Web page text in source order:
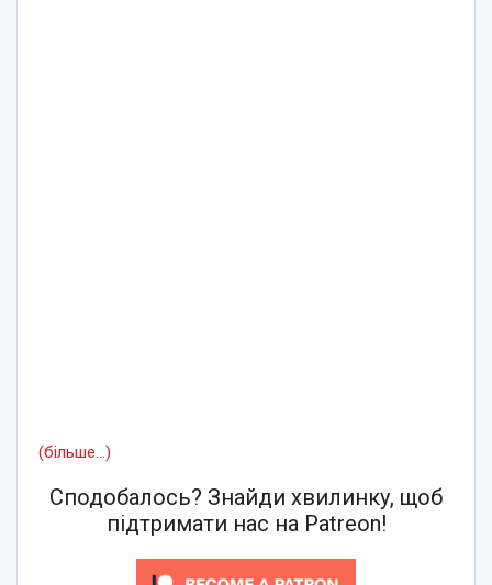
(більше…)
Сподобалось? Знайди хвилинку, щоб
підтримати нас на Patreon!